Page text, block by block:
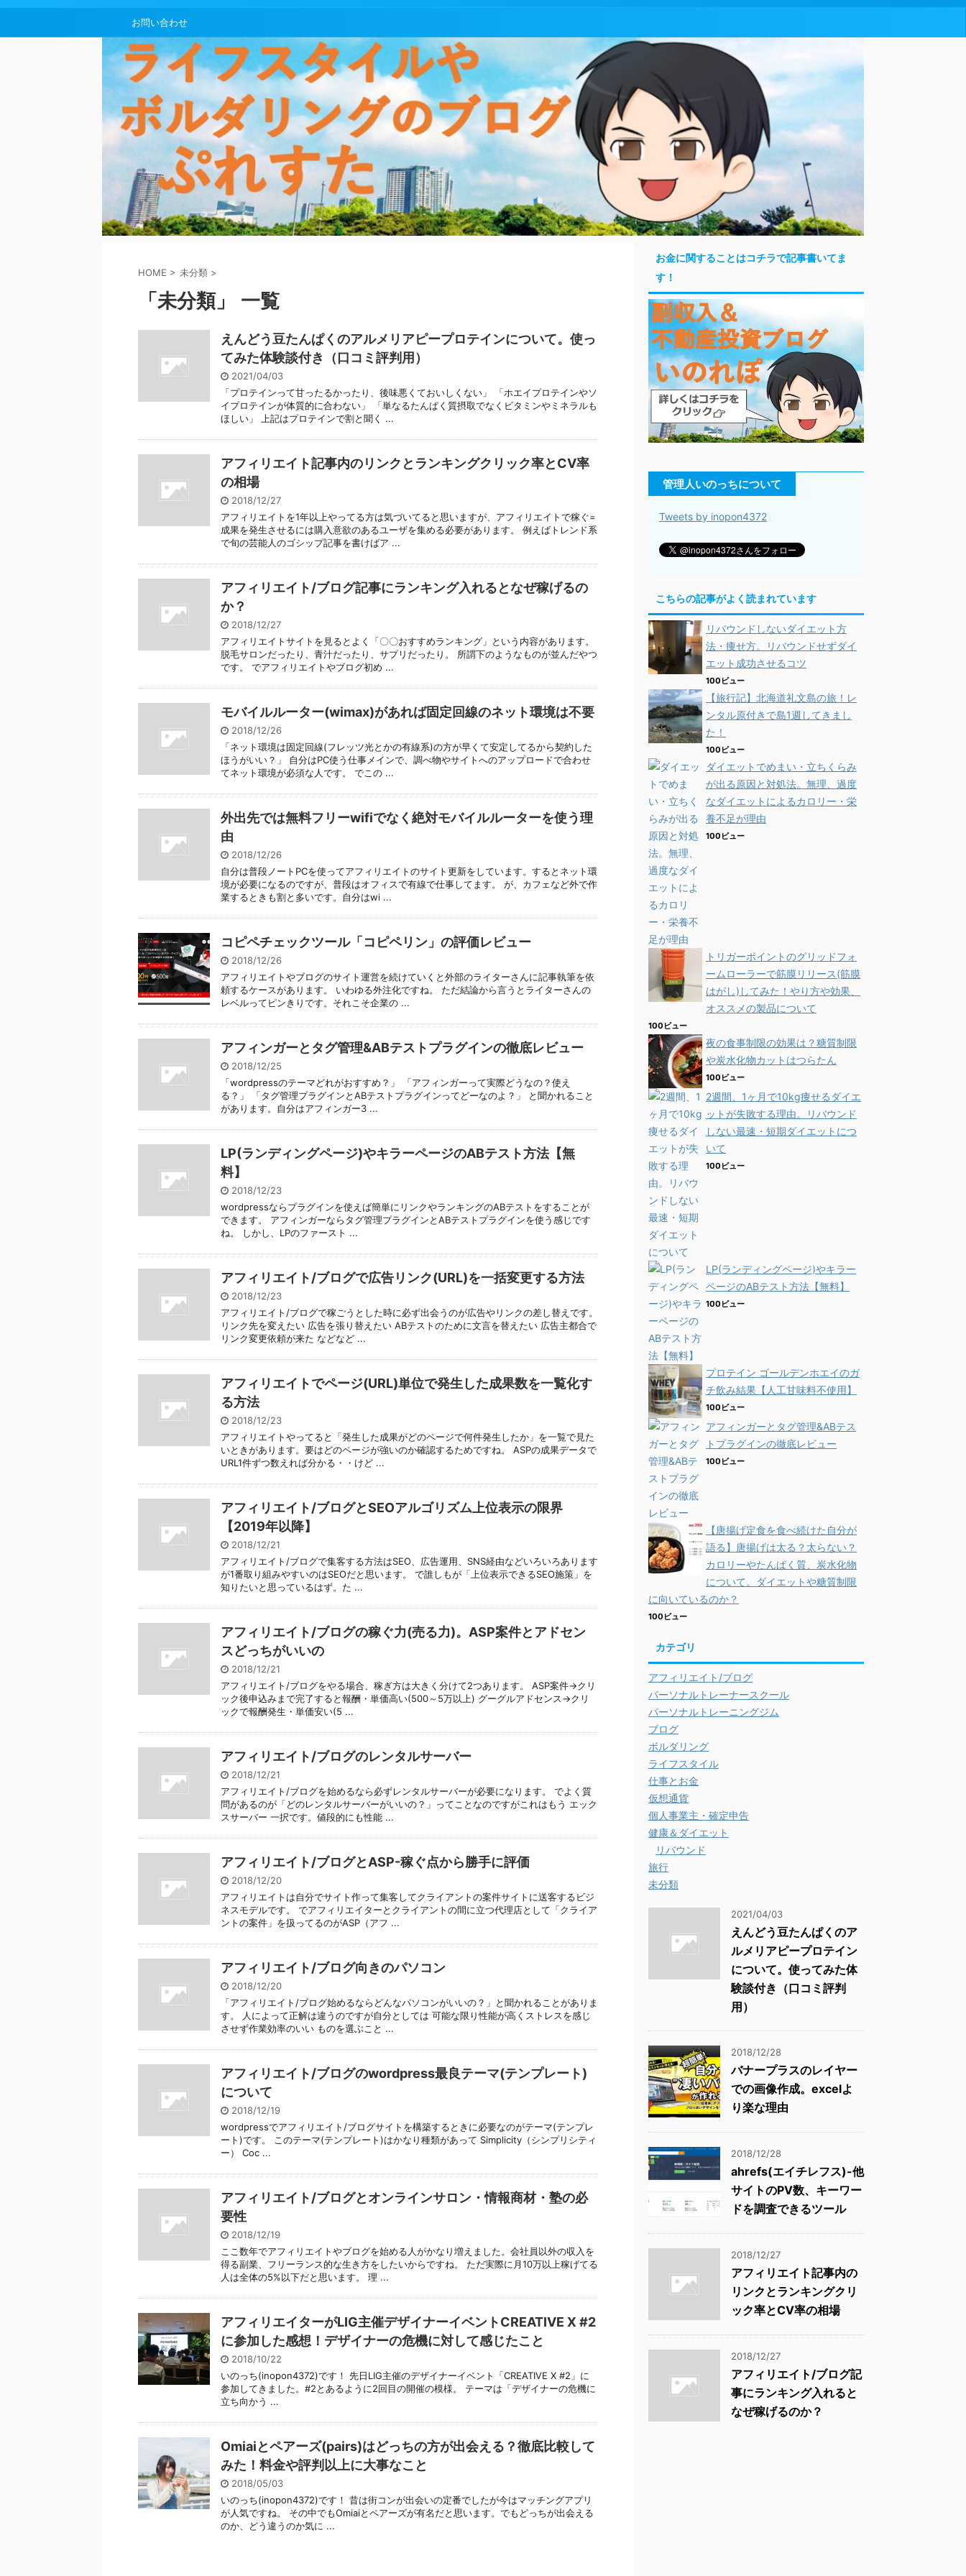
お問い合わせ
HOME > 未分類 >
「未分類」 一覧
えんどう豆たんぱくのアルメリアピープロテインについて。使っ
てみた体験談付き（口コミ評判用）
2021/04/03
「プロテインって甘ったるかったり、後味悪くておいしくない」 「ホエイプロテインやソ
イプロテインが体質的に合わない」 「単なるたんぱく質摂取でなくビタミンやミネラルも
ほしい」 上記はプロテインで割と聞く ...
アフィリエイト記事内のリンクとランキングクリック率とCV率
の相場
2018/12/27
アフィリエイトを1年以上やってる方は気づいてると思いますが、アフィリエイトで稼ぐ=
成果を発生させるには購入意欲のあるユーザを集める必要があります。 例えばトレンド系
で旬の芸能人のゴシップ記事を書けばア ...
アフィリエイト/ブログ記事にランキング入れるとなぜ稼げるの
か？
2018/12/27
アフィリエイトサイトを見るとよく「〇〇おすすめランキング」という内容があります。
脱毛サロンだったり、青汁だったり、サプリだったり。 所謂下のようなものが並んだやつ
です。 でアフィリエイトやブログ初め ...
モバイルルーター(wimax)があれば固定回線のネット環境は不要
2018/12/26
「ネット環境は固定回線(フレッツ光とかの有線系)の方が早くて安定してるから契約した
ほうがいい？」 自分はPC使う仕事メインで、調べ物やサイトへのアップロードで合わせ
てネット環境が必須な人です。 でこの ...
外出先では無料フリーwifiでなく絶対モバイルルーターを使う理
由
2018/12/26
自分は普段ノートPCを使ってアフィリエイトのサイト更新をしています。するとネット環
境が必要になるのですが、普段はオフィスで有線で仕事してます。 が、カフェなど外で作
業するときも割と多いです。自分はwi ...
コピペチェックツール「コピペリン」の評価レビュー
2018/12/26
アフィリエイトやブログのサイト運営を続けていくと外部のライターさんに記事執筆を依
頼するケースがあります。 いわゆる外注化ですね。 ただ結論から言うとライターさんの
レベルってピンきりです。それこそ企業の ...
アフィンガーとタグ管理&ABテストプラグインの徹底レビュー
2018/12/25
「wordpressのテーマどれがおすすめ？」 「アフィンガーって実際どうなの？使え
る？」 「タグ管理プラグインとABテストプラグインってどーなのよ？」 と聞かれること
があります。自分はアフィンガー3 ...
LP(ランディングページ)やキラーページのABテスト方法【無
料】
2018/12/23
wordpressならプラグインを使えば簡単にリンクやランキングのABテストをすることが
できます。 アフィンガーならタグ管理プラグインとABテストプラグインを使う感じです
ね。 しかし、LPのファースト ...
アフィリエイト/ブログで広告リンク(URL)を一括変更する方法
2018/12/23
アフィリエイト/ブログで稼ごうとした時に必ず出会うのが広告やリンクの差し替えです。
リンク先を変えたい 広告を張り替えたい ABテストのために文言を替えたい 広告主都合で
リンク変更依頼が来た などなど ...
アフィリエイトでページ(URL)単位で発生した成果数を一覧化す
る方法
2018/12/23
アフィリエイトやってると「発生した成果がどのページで何件発生したか」を一覧で見た
いときがあります。要はどのページが強いのか確認するためですね。 ASPの成果データで
URL1件ずつ数えれば分かる・・けど ...
アフィリエイト/ブログとSEOアルゴリズム上位表示の限界
【2019年以降】
2018/12/21
アフィリエイト/ブログで集客する方法はSEO、広告運用、SNS経由などいろいろあります
が1番取り組みやすいのはSEOだと思います。 で誰しもが「上位表示できるSEO施策」を
知りたいと思っているはず。た ...
アフィリエイト/ブログの稼ぐ力(売る力)。ASP案件とアドセン
スどっちがいいの
2018/12/21
アフィリエイト/ブログをやる場合、稼ぎ方は大きく分けて2つあります。 ASP案件→クリ
ック後申込みまで完了すると報酬・単価高い(500～5万以上) グーグルアドセンス→クリ
ックで報酬発生・単価安い(5 ...
アフィリエイト/ブログのレンタルサーバー
2018/12/21
アフィリエイト/ブログを始めるなら必ずレンタルサーバーが必要になります。 でよく質
問があるのが「どのレンタルサーバーがいいの？」ってことなのですがこれはもう エック
スサーバー 一択です。値段的にも性能 ...
アフィリエイト/ブログとASP-稼ぐ点から勝手に評価
2018/12/20
アフィリエイトは自分でサイト作って集客してクライアントの案件サイトに送客するビジ
ネスモデルです。 でアフィリエイターとクライアントの間に立つ代理店として「クライア
ントの案件」を扱ってるのがASP（アフ ...
アフィリエイト/ブログ向きのパソコン
2018/12/20
「アフィリエイト/ブログ始めるならどんなパソコンがいいの？」と聞かれることがありま
す。 人によって正解は違うのですが自分としては 可能な限り性能が高くストレスを感じ
させず作業効率のいい ものを選ぶこと ...
アフィリエイト/ブログのwordpress最良テーマ(テンプレート)
について
2018/12/19
wordpressでアフィリエイト/ブログサイトを構築するときに必要なのがテーマ(テンプレ
ート)です。 このテーマ(テンプレート)はかなり種類があって Simplicity（シンプリシティ
ー） Coc ...
アフィリエイト/ブログとオンラインサロン・情報商材・塾の必
要性
2018/12/19
ここ数年でアフィリエイトやブログを始める人がかなり増えました。会社員以外の収入を
得る副業、フリーランス的な生き方をしたいからですね。 ただ実際に月10万以上稼げてる
人は全体の5%以下だと思います。 理 ...
アフィリエイターがLIG主催デザイナーイベントCREATIVE X #2
に参加した感想！デザイナーの危機に対して感じたこと
2018/10/22
いのっち(inopon4372)です！ 先日LIG主催のデザイナーイベント「CREATIVE X #2」に
参加してきました。#2とあるように2回目の開催の模様。 テーマは「デザイナーの危機に
立ち向かう ...
Omiaiとペアーズ(pairs)はどっちの方が出会える？徹底比較して
みた！料金や評判以上に大事なこと
2018/05/03
いのっち(inopon4372)です！ 昔は街コンが出会いの定番でしたが今はマッチングアプリ
が人気ですね。 その中でもOmiaiとペアーズが有名だと思います。でもどっちが出会える
のか、どう違うのか気に ...
お金に関することはコチラで記事書いてま
す！
管理人いのっちについて
Tweets by inopon4372
こちらの記事がよく読まれています
リバウンドしないダイエット方
法・痩せ方。リバウンドせずダイ
エット成功させるコツ
100ビュー
【旅行記】北海道礼文島の旅！レ
ンタル原付きで島1週してきまし
た！
100ビュー
ダイエットでめまい・立ちくらみ
が出る原因と対処法。無理、過度
なダイエットによるカロリー・栄
養不足が理由
100ビュー
トリガーポイントのグリッドフォ
ームローラーで筋膜リリース(筋膜
はがし)してみた！やり方や効果、
オススメの製品について
100ビュー
夜の食事制限の効果は？糖質制限
や炭水化物カットはつらたん
100ビュー
2週間、1ヶ月で10kg痩せるダイエ
ットが失敗する理由。リバウンド
しない最速・短期ダイエットにつ
いて
100ビュー
LP(ランディングページ)やキラー
ページのABテスト方法【無料】
100ビュー
プロテイン ゴールデンホエイのガ
チ飲み結果【人工甘味料不使用】
100ビュー
アフィンガーとタグ管理&ABテス
トプラグインの徹底レビュー
100ビュー
【唐揚げ定食を食べ続けた自分が
語る】唐揚げは太る？太らない？
カロリーやたんぱく質、炭水化物
について。ダイエットや糖質制限
に向いているのか？
100ビュー
カテゴリ
アフィリエイト/ブログ
パーソナルトレーナースクール
パーソナルトレーニングジム
ブログ
ボルダリング
ライフスタイル
仕事とお金
仮想通貨
個人事業主・確定申告
健康＆ダイエット
リバウンド
旅行
未分類
2021/04/03
えんどう豆たんぱくのア
ルメリアピープロテイン
について。使ってみた体
験談付き（口コミ評判
用）
2018/12/28
バナープラスのレイヤー
での画像作成。excelよ
り楽な理由
2018/12/28
ahrefs(エイチレフス)-他
サイトのPV数、キーワー
ドを調査できるツール
2018/12/27
アフィリエイト記事内の
リンクとランキングクリ
ック率とCV率の相場
2018/12/27
アフィリエイト/ブログ記
事にランキング入れると
なぜ稼げるのか？